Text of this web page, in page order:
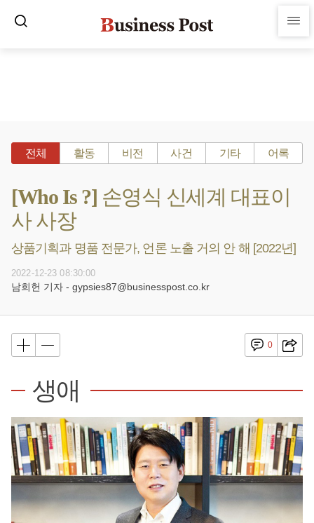
전체 활동 비전 사건 기타 어록
[Who Is ?] 손영식 신세계 대표이
사 사장
상품기획과 명품 전문가, 언론 노출 거의 안 해 [2022년]
2022-12-23 08:30:00
남희헌 기자 - gypsies87@businesspost.co.kr
0
생애